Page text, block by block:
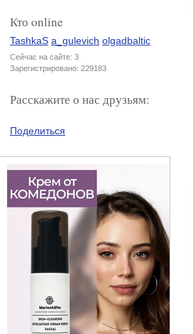
Кто online
TashkaS a_gulevich olgadbaltic
Сейчас на сайте: 3
Зарегистрировано: 229183
Расскажите о нас друзьям:
Поделиться